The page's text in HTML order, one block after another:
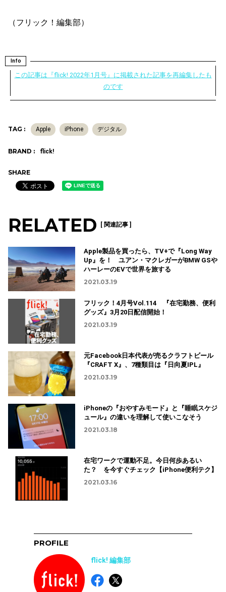
（フリック！編集部）
Info
この記事は『flick! 2022年1月号』に掲載された記事を再編集したも
のです
TAG : Apple iPhone デジタル
BRAND : flick!
SHARE
RELATED [ 関連記事 ]
Apple製品を買ったら、TV+で『Long Way
Up』を！ ユアン・マクレガーがBMW GSや
ハーレーのEVで世界を旅する
2021.03.19
フリック！4月号Vol.114 『在宅勤務、便利
グッズ』3月20日配信開始！
2021.03.19
元Facebook日本代表が売るクラフトビール
『CRAFT X』、7種類目は『日向夏IPL』
2021.03.19
iPhoneの『おやすみモード』と『睡眠スケジ
ュール』の違いを理解して使いこなそう
2021.03.18
在宅ワークで運動不足。今日何歩あるい
た？ を今すぐチェック【iPhone便利テク】
2021.03.16
PROFILE
flick! 編集部